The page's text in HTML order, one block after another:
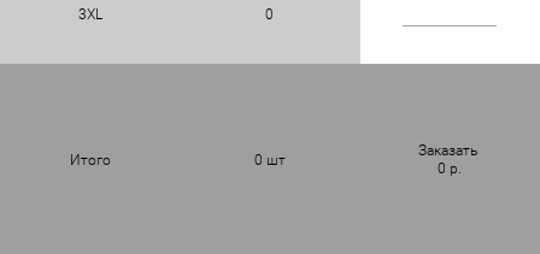
3XL 0
Итого 0 шт
Заказать
0 р.